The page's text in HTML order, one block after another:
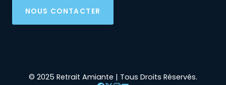
NOUS CONTACTER
© 2025 Retrait Amiante | Tous Droits Réservés.